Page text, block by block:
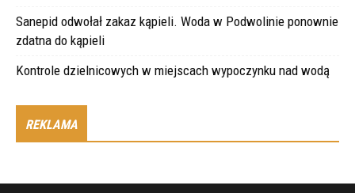
Sanepid odwołał zakaz kąpieli. Woda w Podwolinie ponownie
zdatna do kąpieli
Kontrole dzielnicowych w miejscach wypoczynku nad wodą
REKLAMA